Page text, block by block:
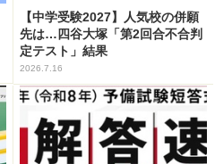
【中学受験2027】人気校の併願
先は…四谷大塚「第2回合不合判
定テスト」結果
2026.7.16